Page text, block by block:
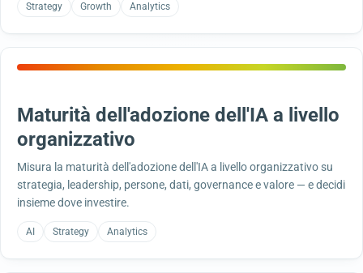
Strategy Growth Analytics
Maturità dell'adozione dell'IA a livello
organizzativo
Misura la maturità dell'adozione dell'IA a livello organizzativo su
strategia, leadership, persone, dati, governance e valore — e decidi
insieme dove investire.
AI Strategy Analytics